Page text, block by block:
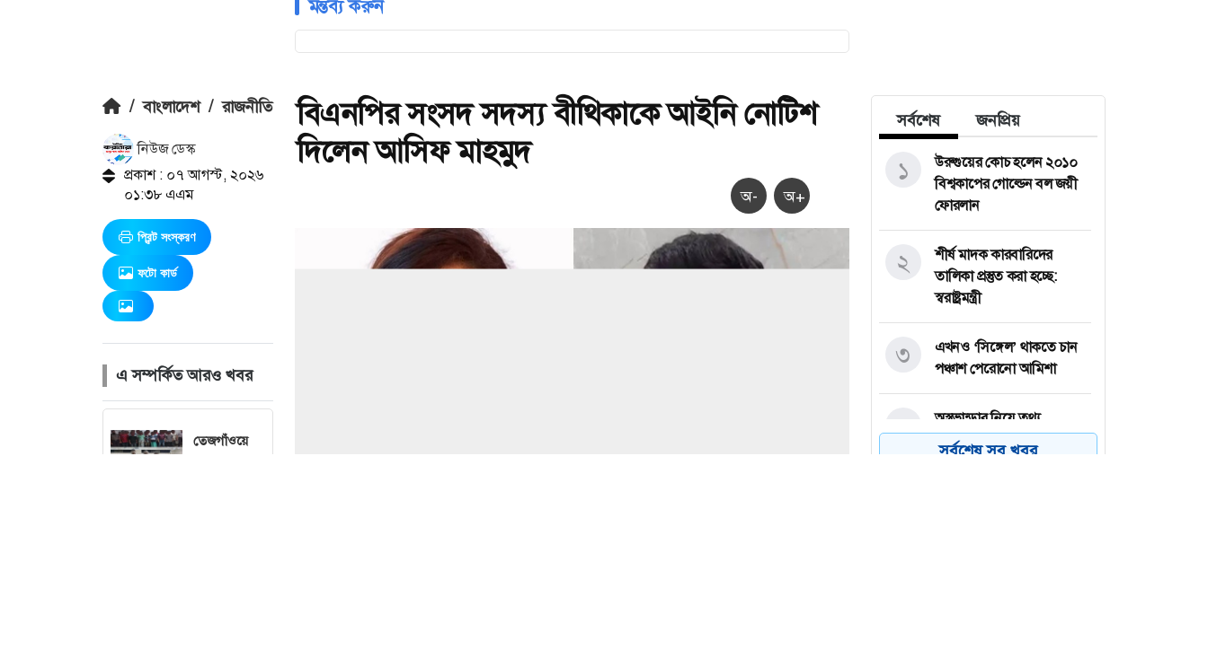
মন্তব্য করুন
/ বাংলাদেশ / রাজনীতি
নিউজ ডেস্ক
প্রকাশ : ০৭ আগস্ট, ২০২৬
০১:৩৮ এএম
প্রিন্ট সংস্করণ
ফটো কার্ড
এ সম্পর্কিত আরও খবর
তেজগাঁওয়ে
বিএনপির সংসদ সদস্য বীথিকাকে আইনি নোটিশ
দিলেন আসিফ মাহমুদ
অ- অ+
সর্বশেষ জনপ্রিয়
উরুগুয়ের কোচ হলেন ২০১০
বিশ্বকাপের গোল্ডেন বল জয়ী
ফোরলান
১
শীর্ষ মাদক কারবারিদের
তালিকা প্রস্তুত করা হচ্ছে:
স্বরাষ্ট্রমন্ত্রী
২
এখনও ‘সিঙ্গেল’ থাকতে চান
পঞ্চাশ পেরোনো আমিশা
৩
অস্ত্রভান্ডার নিয়ে তথ্য
ফাঁসকারীদের কারাদণ্ডের
হুঁশিয়ারি ট্রাম্পের
৪
সর্বশেষ সব খবর